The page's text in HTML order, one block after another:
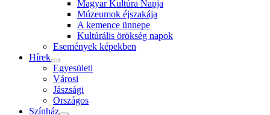
Magyar Kultúra Napja
Múzeumok éjszakája
A kemence ünnepe
Kultúrális örökség napok
Események képekben
Hírek
Egyesületi
Városi
Jászsági
Országos
Színház